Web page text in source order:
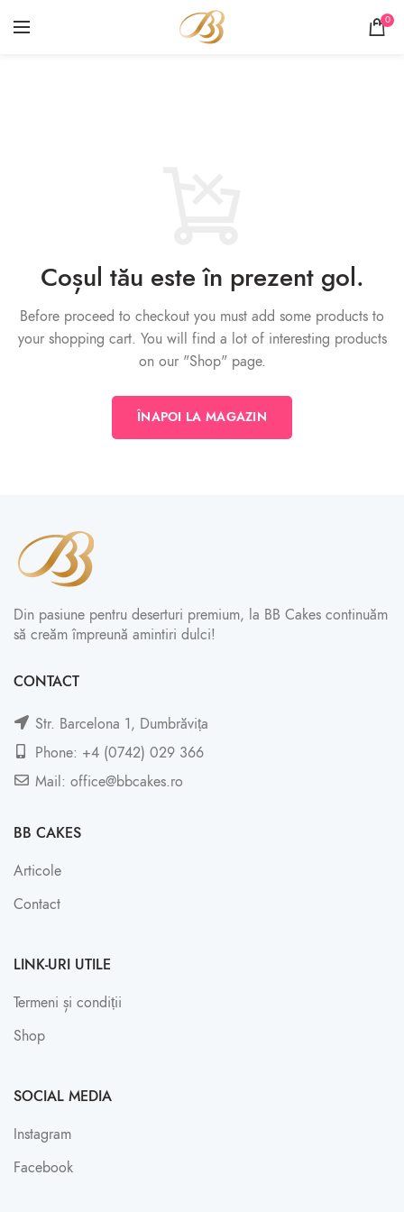
0
Coșul tău este în prezent gol.
Before proceed to checkout you must add some products to
your shopping cart. You will find a lot of interesting products
on our "Shop" page.
ÎNAPOI LA MAGAZIN
Din pasiune pentru deserturi premium, la BB Cakes continuăm
să creăm împreună amintiri dulci!
CONTACT
Str. Barcelona 1, Dumbrăvița
Phone: +4 (0742) 029 366
Mail: office@bbcakes.ro
BB CAKES
Articole
Contact
LINK-URI UTILE
Termeni și condiții
Shop
SOCIAL MEDIA
Instagram
Facebook